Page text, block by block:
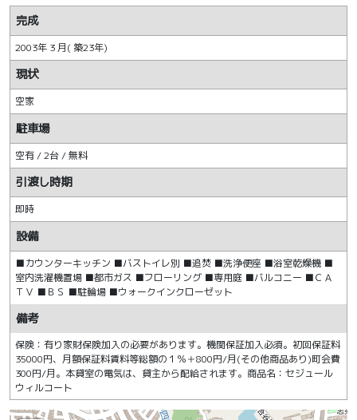
完成
2003年 3 月( 築23年)
現状
空家
駐車場
空有 / 2台 / 無料
引渡し時期
即時
設備
■カウンターキッチン ■バストイレ別 ■追焚 ■洗浄便座 ■浴室乾燥機 ■
室内洗濯機置場 ■都市ガス ■フローリング ■専用庭 ■バルコニー ■ＣＡ
ＴＶ ■ＢＳ ■駐輪場 ■ウォークインクローゼット
備考
保険：有り家財保険加入の必要があります。機関保証加入必須。初回保証料
35000円、月額保証料賃料等総額の１％＋800円/月(その他商品あり)町会費
300円/月。本貸室の電気は、貸主から配給されます。商品名：セジュール
ウィルコート